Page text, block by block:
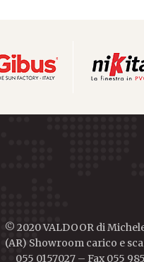
© 2020 VALDOOR di
(AR) Showroom carico e
055 0157027 – Fax 055